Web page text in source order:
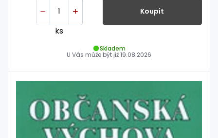
ks
Koupit
Skladem
U Vás může být již19.08.2026